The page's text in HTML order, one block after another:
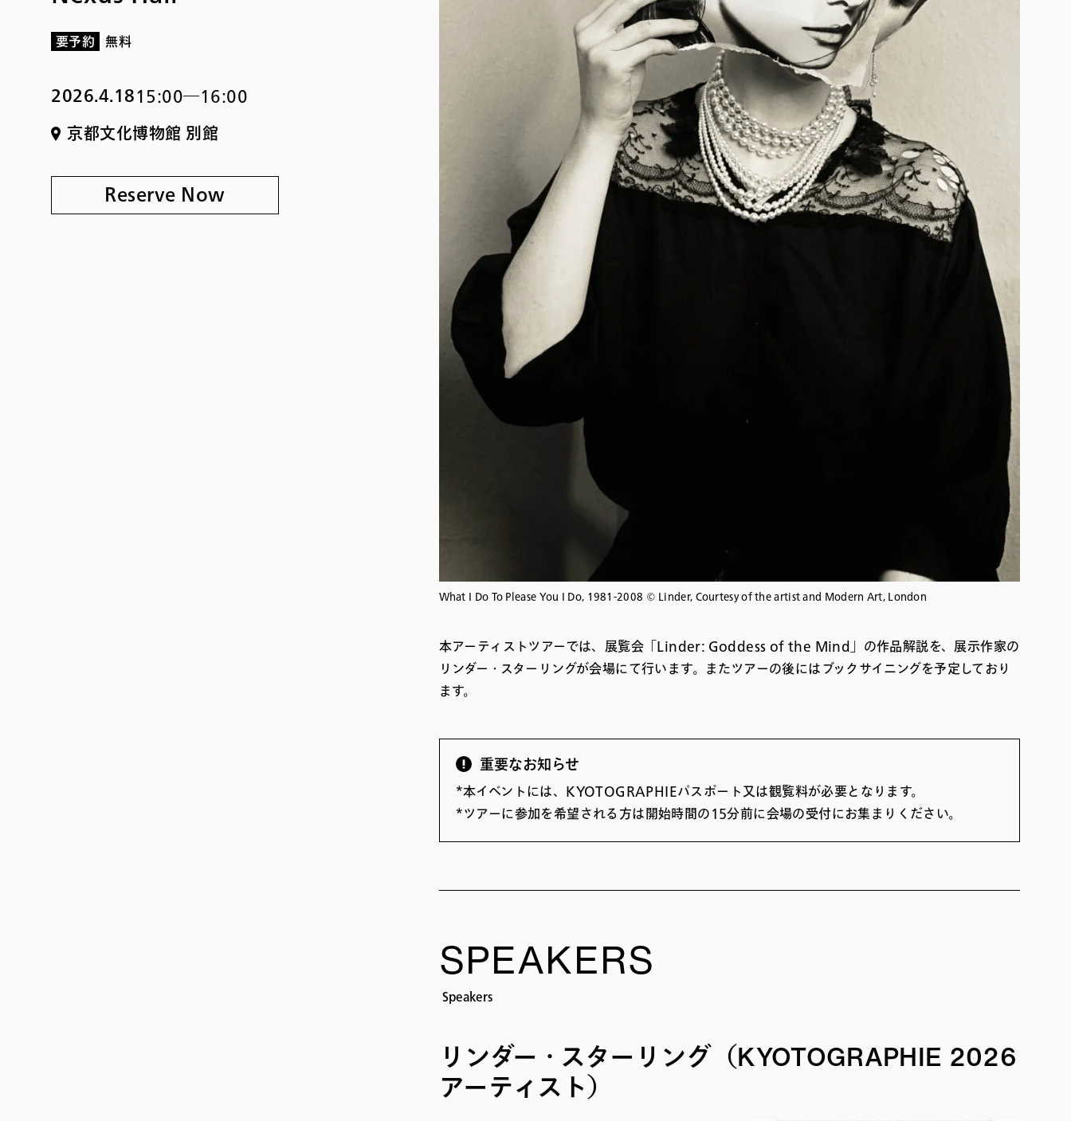
要予約 無料
2026.4.1815:00―16:00
京都文化博物館 別館
Reserve Now
What I Do To Please You I Do, 1981-2008 © Linder, Courtesy of the artist and Modern Art, London
本アーティストツアーでは、展覧会「Linder: Goddess of the Mind」の作品解説を、展示作家の
リンダー・スターリングが会場にて行います。またツアーの後にはブックサイニングを予定しており
ます。
重要なお知らせ
*本イベントには、KYOTOGRAPHIEパスポート又は観覧料が必要となります。
*ツアーに参加を希望される方は開始時間の15分前に会場の受付にお集まりください。
SPEAKERS
Speakers
リンダー・スターリング（KYOTOGRAPHIE 2026
アーティスト）